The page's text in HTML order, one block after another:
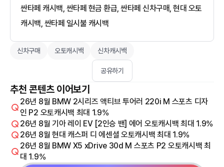
싼타페 캐시백, 싼타페 현금 환급, 싼타페 신차구매, 현대 오토
캐시백, 싼타페 일시불 캐시백
신차구매 오토캐시백 신차캐시백
공유하기
추천 콘텐츠 이어보기
26년 8월 BMW 2시리즈 액티브 투어러 220i M 스포츠 디자
인 P2 오토캐시백 최대 1.9%
26년 8월 기아 레이 EV [2인승 밴] 에어 오토캐시백 최대 1.9%
26년 8월 현대 캐스퍼 디 에센셜 오토캐시백 최대 1.9%
26년 8월 BMW X5 xDrive 30d M 스포츠 P2 오토캐시백 최
대 1.9%